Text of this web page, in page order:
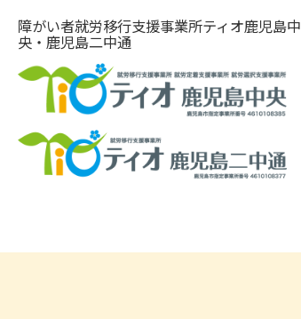
障がい者就労移⾏⽀援事業所ティオ⿅児島中
央・鹿児島二中通